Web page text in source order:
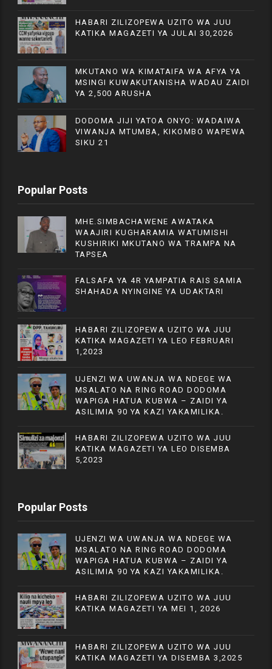
HABARI ZILIZOPEWA UZITO WA JUU
KATIKA MAGAZETI YA JULAI 30,2026
MKUTANO WA KIMATAIFA WA AFYA YA
MSINGI KUWAKUTANISHA WADAU ZAIDI
YA 2,500 ARUSHA
DODOMA JIJI YATOA ONYO: WADAIWA
VIWANJA MTUMBA, KIKOMBO WAPEWA
SIKU 21
Popular Posts
MHE.SIMBACHAWENE AWATAKA
WAAJIRI KUGHARAMIA WATUMISHI
KUSHIRIKI MKUTANO WA TRAMPA NA
TAPSEA
FALSAFA YA 4R YAMPATIA RAIS SAMIA
SHAHADA NYINGINE YA UDAKTARI
HABARI ZILIZOPEWA UZITO WA JUU
KATIKA MAGAZETI YA LEO FEBRUARI
1,2023
UJENZI WA UWANJA WA NDEGE WA
MSALATO NA RING ROAD DODOMA
WAPIGA HATUA KUBWA – ZAIDI YA
ASILIMIA 90 YA KAZI YAKAMILIKA.
HABARI ZILIZOPEWA UZITO WA JUU
KATIKA MAGAZETI YA LEO DISEMBA
5,2023
Popular Posts
UJENZI WA UWANJA WA NDEGE WA
MSALATO NA RING ROAD DODOMA
WAPIGA HATUA KUBWA – ZAIDI YA
ASILIMIA 90 YA KAZI YAKAMILIKA.
HABARI ZILIZOPEWA UZITO WA JUU
KATIKA MAGAZETI YA MEI 1, 2026
HABARI ZILIZOPEWA UZITO WA JUU
KATIKA MAGAZETI YA DISEMBA 3,2025